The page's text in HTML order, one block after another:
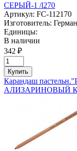
СЕРЫЙ-1 /l270
Артикул: FC-112170
Изготовитель:
Единицы:
В наличии
342 ₽
Купить
Карандаш
АЛИЗАРИНОВЫЙ